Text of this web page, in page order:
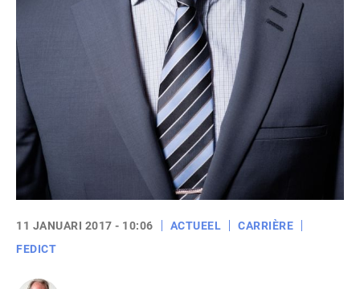
11 JANUARI 2017 - 10:06 ACTUEEL
CARRIÈRE
FEDICT